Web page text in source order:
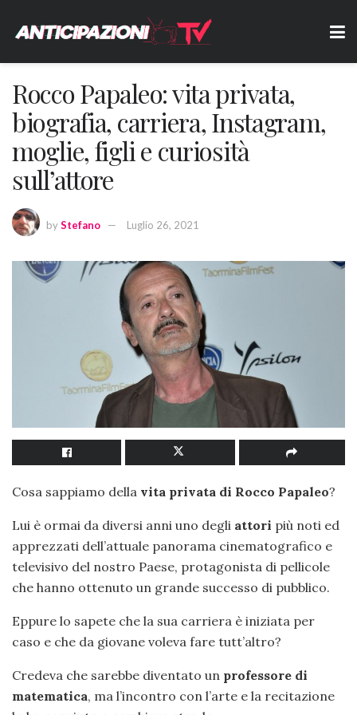
Rocco Papaleo: vita privata,
biografia, carriera, Instagram,
moglie, figli e curiosità
sull’attore
byStefano Luglio 26, 2021
Cosa sappiamo della vita privata di Rocco Papaleo?
Lui è ormai da diversi anni uno degli attori più noti ed
apprezzati dell’attuale panorama cinematografico e
televisivo del nostro Paese, protagonista di pellicole
che hanno ottenuto un grande successo di pubblico.
Eppure lo sapete che la sua carriera è iniziata per
caso e che da giovane voleva fare tutt’altro?
Credeva che sarebbe diventato un professore di
matematica, ma l’incontro con l’arte e la recitazione